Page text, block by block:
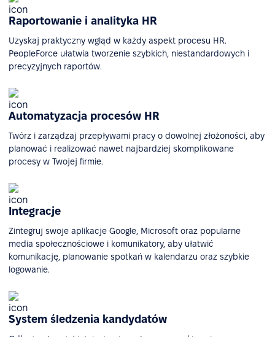
Raportowanie i analityka HR
Uzyskaj praktyczny wgląd w każdy aspekt procesu HR.
PeopleForce ułatwia tworzenie szybkich, niestandardowych i
precyzyjnych raportów.
Automatyzacja procesów HR
Twórz i zarządzaj przepływami pracy o dowolnej złożoności, aby
planować i realizować nawet najbardziej skomplikowane
procesy w Twojej firmie.
Integracje
Zintegruj swoje aplikacje Google, Microsoft oraz popularne
media społecznościowe i komunikatory, aby ułatwić
komunikację, planowanie spotkań w kalendarzu oraz szybkie
logowanie.
System śledzenia kandydatów